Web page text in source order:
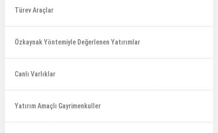
Türev Araçlar
Özkaynak Yöntemiyle Değerlenen Yatırımlar
Canlı Varlıklar
Yatırım Amaçlı Gayrimenkuller